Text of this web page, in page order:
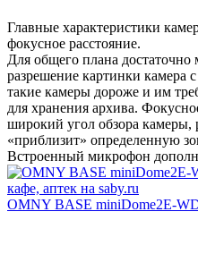
Главные характеристики
фокусное расстояние.
Для общего плана
разрешение картинки камера
такие камеры дороже и им
для хранения архива.
широкий угол обзора камеры,
«приблизит» определенную
Встроенный микрофон
OMNY BASE miniDome2E-